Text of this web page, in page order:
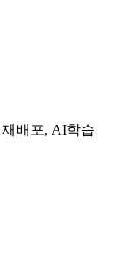
배포, AI학습